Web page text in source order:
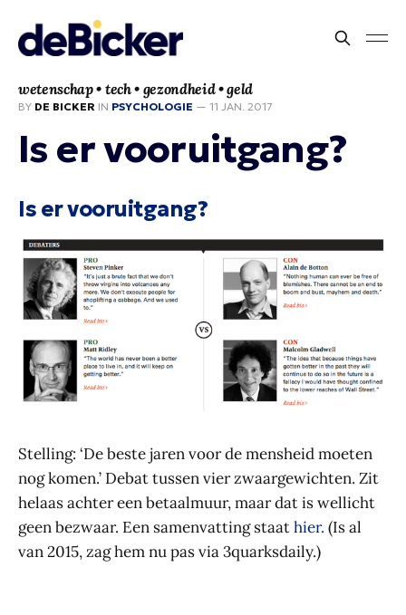
wetenschap • tech • gezondheid • geld
BY DE BICKER IN PSYCHOLOGIE — 11 JAN. 2017
Is er vooruitgang?
Is er vooruitgang?
Stelling: ‘De beste jaren voor de mensheid moeten
nog komen.’ Debat tussen vier zwaargewichten. Zit
helaas achter een betaalmuur, maar dat is wellicht
geen bezwaar. Een samenvatting staathier. (Is al
van 2015, zag hem nu pas via 3quarksdaily.)